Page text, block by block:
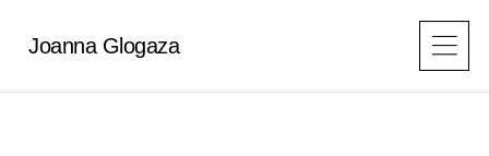
Joanna Glogaza